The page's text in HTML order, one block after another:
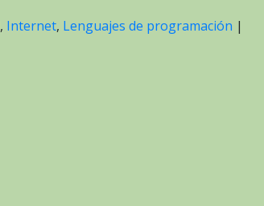
, Internet, Lenguajes de programación |